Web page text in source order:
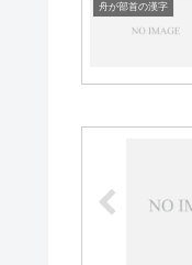
舟が部首の漢字